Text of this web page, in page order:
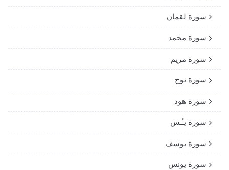
سورة لقمان
سورة محمد
سورة مريم
سورة نوح
سورة هود
سورة يـٰـس
سورة يوسف
سورة يونس